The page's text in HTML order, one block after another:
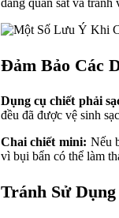
dàng quan sát và tránh
Đảm Bảo Các
Dụng cụ chiết phải
đều đã được vệ sinh
Chai chiết mini: Nếu
vì bụi bẩn có thể làm
Tránh Sử